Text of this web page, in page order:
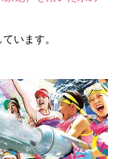
います。